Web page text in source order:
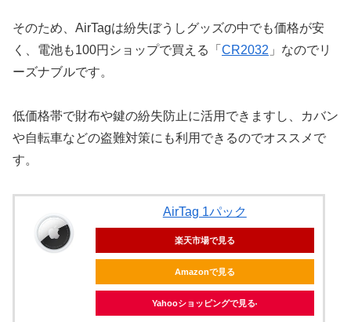
そのため、AirTagは紛失ぼうしグッズの中でも価格が安
く、電池も100円ショップで買える「 CR2032 」なのでリ
ーズナブルです。
低価格帯で財布や鍵の紛失防止に活用できますし、カバン
や自転車などの盗難対策にも利用できるのでオススメで
す。
AirTag 1パック
楽天市場で見る
Amazonで見る
Yahooショッピングで見る